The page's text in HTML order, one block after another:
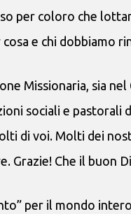
per coloro che
e chi dobbiamo
Missionaria, sia
sociali e
di voi. Molti dei
Grazie! Che il buon
per il mondo